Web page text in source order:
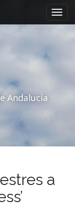
Andalucía
a